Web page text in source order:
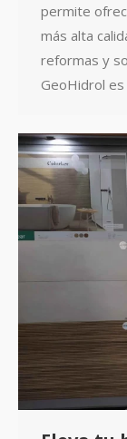
permite
más alta
reformas y
GeoHidrol